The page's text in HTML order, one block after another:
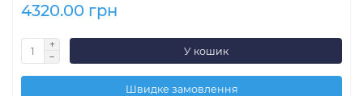
4320.00 грн
У кошик
Швидке замовлення